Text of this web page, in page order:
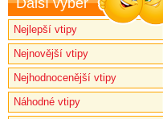
Další výběr
Nejlepší vtipy
Nejnovější vtipy
Nejhodnocenější vtipy
Náhodné vtipy